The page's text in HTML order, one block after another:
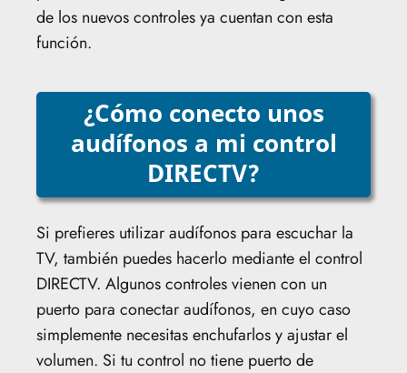
de los nuevos controles ya cuentan con esta
función.
¿Cómo conecto unos
audífonos a mi control
DIRECTV?
Si prefieres utilizar audífonos para escuchar la
TV, también puedes hacerlo mediante el control
DIRECTV. Algunos controles vienen con un
puerto para conectar audífonos, en cuyo caso
simplemente necesitas enchufarlos y ajustar el
volumen. Si tu control no tiene puerto de